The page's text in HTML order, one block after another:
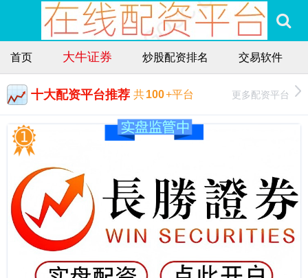
首页 大牛证券 炒股配资排名 交易软件
十大配资平台推荐 共100+平台 更多配资平台